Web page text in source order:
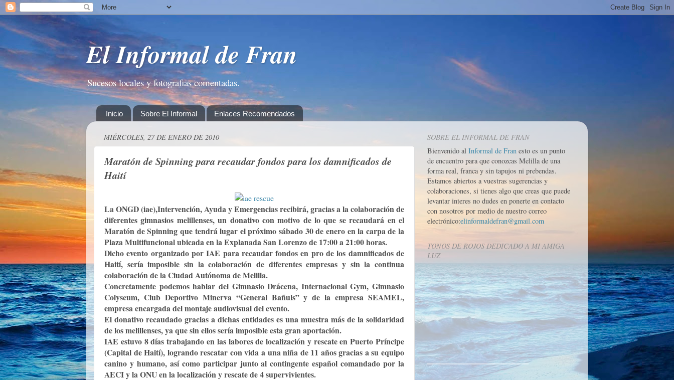
El Informal de Fran
Sucesos locales y fotografias comentadas.
Inicio Sobre El Informal Enlaces Recomendados
MIÉRCOLES, 27 DE ENERO DE 2010
Maratón de Spinning para recaudar fondos para los damnificados de
Haití
La ONGD (iae),Intervención, Ayuda y Emergencias recibirá, gracias a la colaboración de
diferentes gimnasios melillenses, un donativo con motivo de lo que se recaudará en el
Maratón de Spinning que tendrá lugar el próximo sábado 30 de enero en la carpa de la
Plaza Multifuncional ubicada en la Explanada San Lorenzo de 17:00 a 21:00 horas.
Dicho evento organizado por IAE para recaudar fondos en pro de los damnificados de
Haití, sería imposible sin la colaboración de diferentes empresas y sin la continua
colaboración de la Ciudad Autónoma de Melilla.
Concretamente podemos hablar del Gimnasio Drácena, Internacional Gym, Gimnasio
Colyseum, Club Deportivo Minerva “General Bañuls” y de la empresa SEAMEL,
empresa encargada del montaje audiovisual del evento.
El donativo recaudado gracias a dichas entidades es una muestra más de la solidaridad
de los melillenses, ya que sin ellos sería imposible esta gran aportación.
IAE estuvo 8 días trabajando en las labores de localización y rescate en Puerto Príncipe
(Capital de Haití), logrando rescatar con vida a una niña de 11 años gracias a su equipo
canino y humano, así como participar junto al contingente español comandado por la
AECI y la ONU en la localización y rescate de 4 supervivientes.
SOBRE EL INFORMAL DE FRAN
Bienvenido al Informal de Fran esto es un punto
de encuentro para que conozcas Melilla de una
forma real, franca y sin tapujos ni prebendas.
Estamos abiertos a vuestras sugerencias y
colaboraciones, si tienes algo que creas que puede
levantar interes no dudes en ponerte en contacto
con nosotros por medio de nuestro correo
electrónico:elinformaldefran@gmail.com
TONOS DE ROJOS DEDICADO A MI AMIGA
LUZ